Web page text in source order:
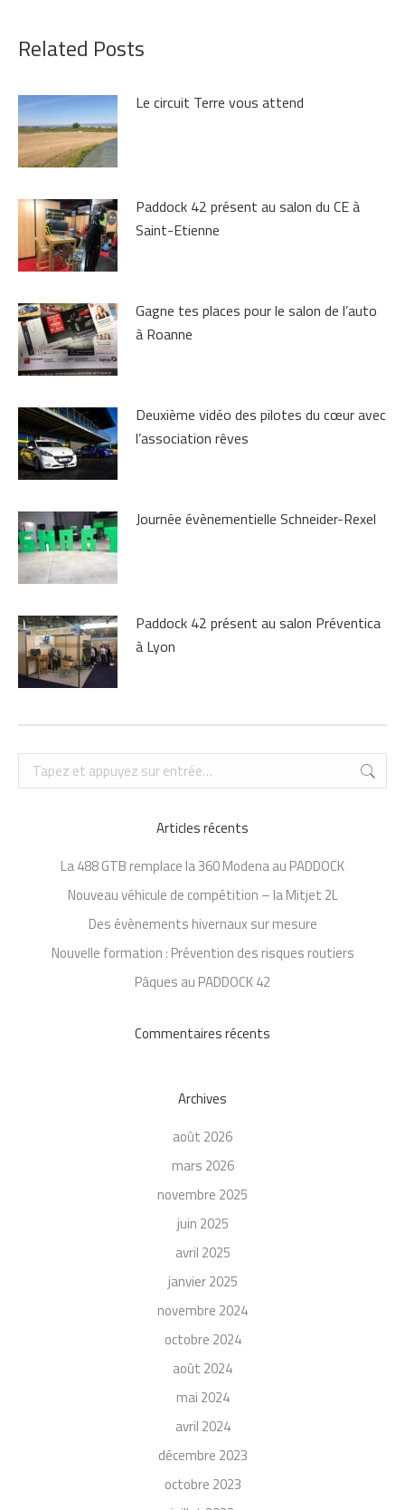
Related Posts
Le circuit Terre vous attend
Paddock 42 présent au salon du CE à
Saint-Etienne
Gagne tes places pour le salon de l’auto
à Roanne
Deuxième vidéo des pilotes du cœur avec
l’association rêves
Journée évènementielle Schneider-Rexel
Paddock 42 présent au salon Préventica
à Lyon
Recherche
:
Articles récents
La 488 GTB remplace la 360 Modena au PADDOCK
Nouveau véhicule de compétition – la Mitjet 2L
Des évènements hivernaux sur mesure
Nouvelle formation : Prévention des risques routiers
Pâques au PADDOCK 42
Commentaires récents
Archives
août 2026
mars 2026
novembre 2025
juin 2025
avril 2025
janvier 2025
novembre 2024
octobre 2024
août 2024
mai 2024
avril 2024
décembre 2023
octobre 2023